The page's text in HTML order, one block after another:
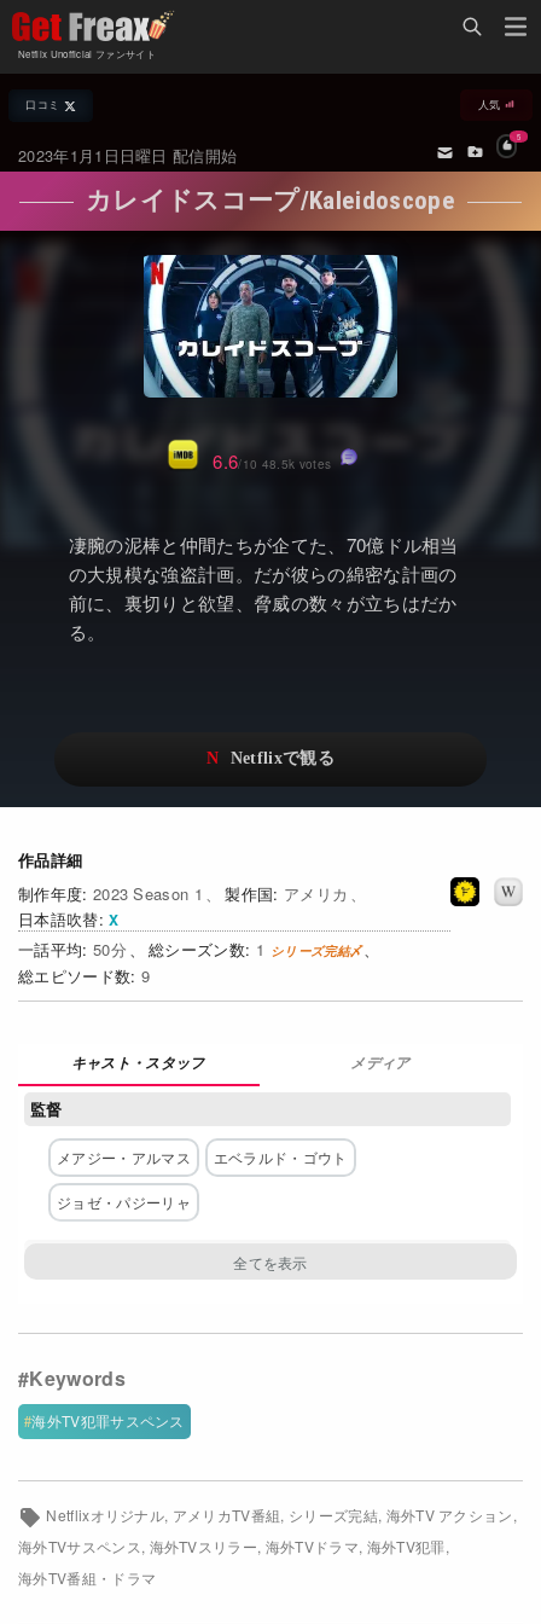
Netflix Unofficial ファンサイト
Netflix新着作品
オールジャンル
海外ドラマ・シリーズ
海外映画
国内TV番組・ドラマ
国内映画
アニメ
ドキュメンタリー
日本語吹替対応作品
その他の国のTV番組
配信終了予定の作品
海外ドラマ・ラインナップ
Netflix 人気ランキング
Netflix 全作品ラインナップ
Netflix配信作品カスタム検索
トレンド
Netflix・VOD総合News
Watchlistへ
Netflix 吹替版作品
Netflix 高い評価の海外作品
みんなの作品レビュー
Watchlist
過去の配信終了作品
Get Freaxフォーラム
お問い合わせ
閉じる
口コミ 人気
2023年1月1日日曜日 配信開始
5
カレイドスコープ/Kaleidoscope
凄腕の泥棒と仲間たちが企てた、70億ドル相当
の大規模な強盗計画。だが彼らの綿密な計画の
前に、裏切りと欲望、脅威の数々が立ちはだか
る。
作品詳細
2023 Season 1
アメリカ
日本語吹替
50
1
9
6.6/10 48.5k votes
メディア
監督
メアジー・アルマス エベラルド・ゴウト
ジョゼ・パジーリャ
エリック・ガルシア
ジャンカルロ・エスポジート ルーファス・シーウェル
パス・ベガ ロザリン・エルベイ ジェイ・コートニー
海外TV犯罪サスペンス
Netflixオリジナル アメリカTV番組 シリーズ完結 海外TV アクション
海外TVサスペンス 海外TVスリラー 海外TVドラマ 海外TV犯罪
海外TV番組・ドラマ